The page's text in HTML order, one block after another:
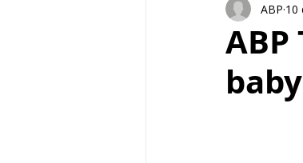
Orgulho de ser
ABP
ABP 10